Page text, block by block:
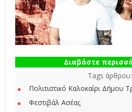
Διαβάστε
Tags άρθρου:
Πολιτιστικό Καλοκαίρι Δήμου
Φεστιβάλ Ασέας